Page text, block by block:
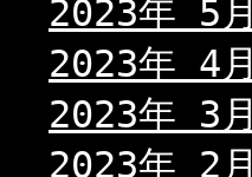
2023年 5月
2023年 4月
2023年 3月
2023年 2月